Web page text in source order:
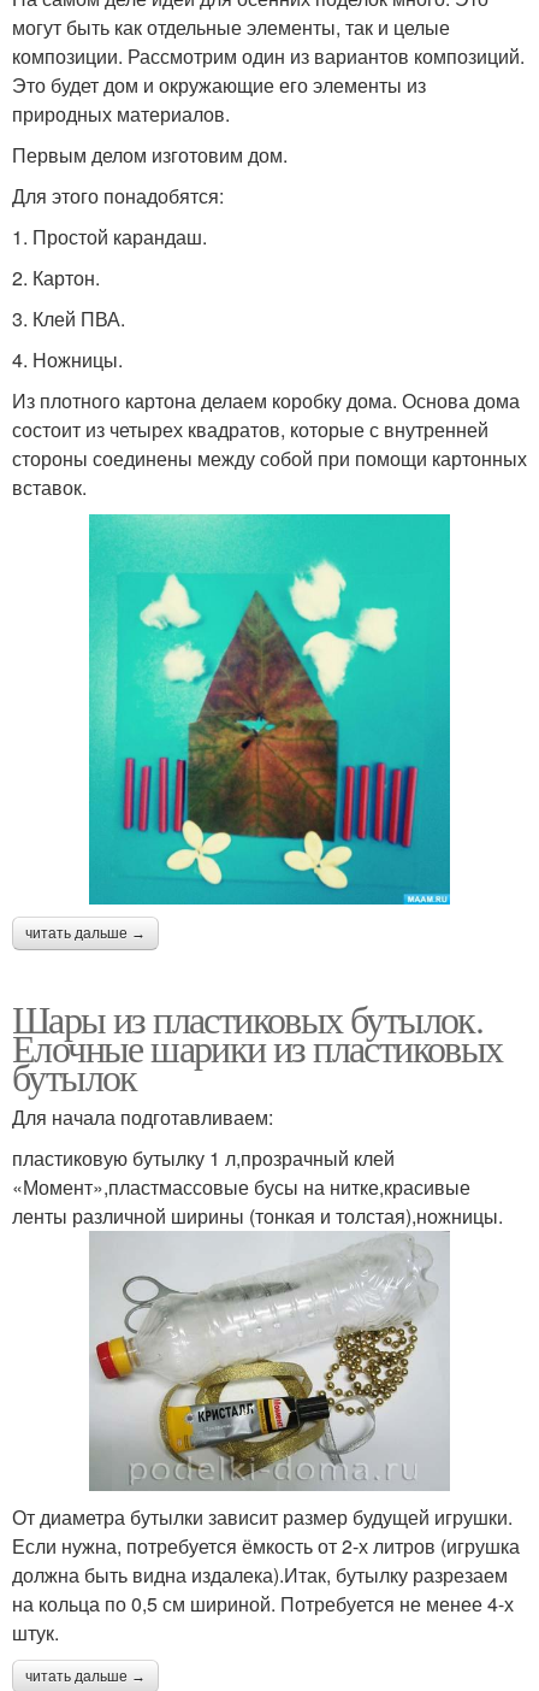
могут быть как отдельные элементы, так и целые
композиции. Рассмотрим один из вариантов композиций.
Это будет дом и окружающие его элементы из
природных материалов.
Первым делом изготовим дом.
Для этого понадобятся:
1. Простой карандаш.
2. Картон.
3. Клей ПВА.
4. Ножницы.
Из плотного картона делаем коробку дома. Основа дома
состоит из четырех квадратов, которые с внутренней
стороны соединены между собой при помощи картонных
вставок.
читать дальше →
Шары из пластиковых бутылок.
Елочные шарики из пластиковых
бутылок
Для начала подготавливаем:
пластиковую бутылку 1 л,прозрачный клей
«Момент»,пластмассовые бусы на нитке,красивые
ленты различной ширины (тонкая и толстая),ножницы.
От диаметра бутылки зависит размер будущей игрушки.
Если нужна, потребуется ёмкость от 2-х литров (игрушка
должна быть видна издалека).Итак, бутылку разрезаем
на кольца по 0,5 см шириной. Потребуется не менее 4-х
штук.
читать дальше →